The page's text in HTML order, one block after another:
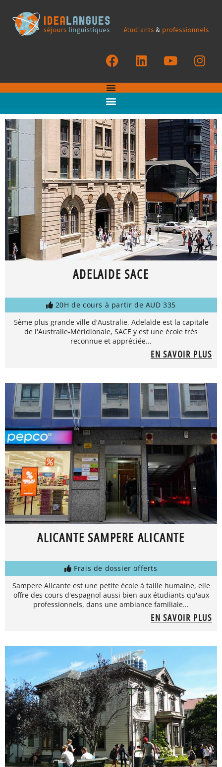
ADELAIDE SACE
20H de cours à partir de AUD 335
5ème plus grande ville d'Australie, Adelaïde est la capitale
de l'Australie-Méridionale, SACE y est une école très
reconnue et appréciée...
EN SAVOIR PLUS
ALICANTE SAMPERE ALICANTE
Frais de dossier offerts
Sampere Alicante est une petite école à taille humaine, elle
offre des cours d'espagnol aussi bien aux étudiants qu'aux
professionnels, dans une ambiance familiale...
EN SAVOIR PLUS